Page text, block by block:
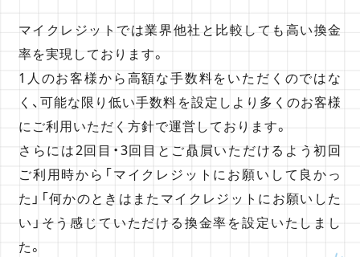
マイクレジットでは業界他社と比較しても高い換金
率を実現しております。
1人のお客様から高額な手数料をいただくのではな
く、可能な限り低い手数料を設定しより多くのお客様
にご利用いただく方針で運営しております。
さらには2回目・3回目とご贔屓いただけるよう初回
ご利用時から「マイクレジットにお願いして良かっ
た」「何かのときはまたマイクレジットにお願いした
い」そう感じていただける換金率を設定いたしまし
た。